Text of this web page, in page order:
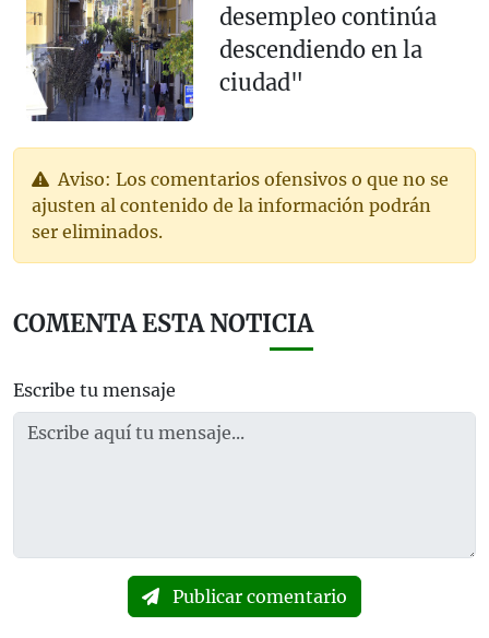
desempleo continúa
descendiendo en la
ciudad"
Aviso: Los comentarios ofensivos o que no se
ajusten al contenido de la información podrán
ser eliminados.
COMENTA ESTA NOTICIA
Escribe tu mensaje
Publicar comentario